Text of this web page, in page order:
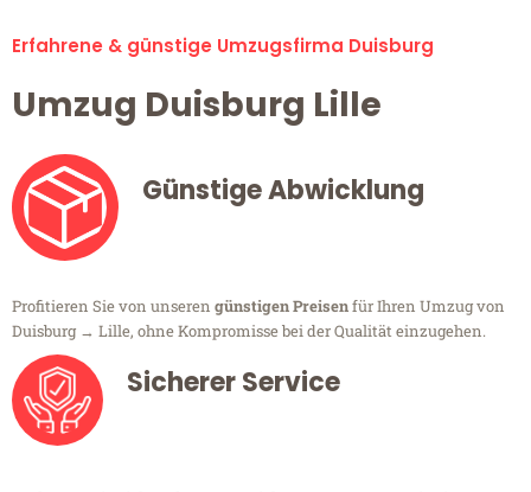
Erfahrene & günstige Umzugsfirma Duisburg
Umzug Duisburg Lille
Günstige Abwicklung
Profitieren Sie von unseren günstigen Preisenfür Ihren Umzug von
Duisburg → Lille, ohne Kompromisse bei der Qualität einzugehen.
Sicherer Service